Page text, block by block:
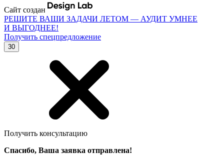
Сайт создан
РЕШИТЕ ВАШИ ЗАДАЧИ ЛЕТОМ — АУДИТ УМНЕЕ
И ВЫГОДНЕЕ!
Получить спецпредложение
30
Получить консультацию
Спасибо, Ваша заявка отправлена!